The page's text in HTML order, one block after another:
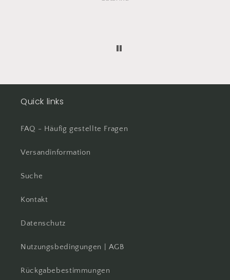
Quick links
FAQ - Häufig gestellte Fragen
Versandinformation
Suche
Kontakt
Datenschutz
Nutzungsbedingungen | AGB
Rückgabebestimmungen